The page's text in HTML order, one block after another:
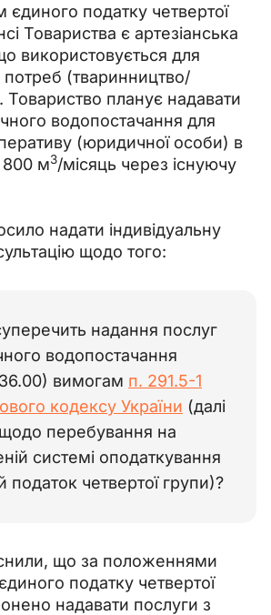
податку четвертої
Товариства є артезіанська
використовується для
(тваринництво/
Товариство планує надавати
водопостачання для
(юридичної особи) в
800 м3/місяць через існуючу
надати індивідуальну
щодо того:
надання послуг
водопостачання
вимогам п. 291.5-1
кодексу України (далі
перебування на
системі оподаткування
податок четвертої групи)?
що за положеннями
податку четвертої
надавати послуги з